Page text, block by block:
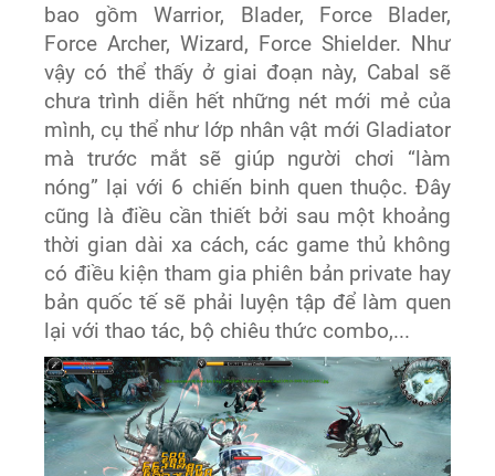
bao gồm Warrior, Blader, Force Blader,
Force Archer, Wizard, Force Shielder. Như
vậy có thể thấy ở giai đoạn này, Cabal sẽ
chưa trình diễn hết những nét mới mẻ của
mình, cụ thể như lớp nhân vật mới Gladiator
mà trước mắt sẽ giúp người chơi “làm
nóng” lại với 6 chiến binh quen thuộc. Đây
cũng là điều cần thiết bởi sau một khoảng
thời gian dài xa cách, các game thủ không
có điều kiện tham gia phiên bản private hay
bản quốc tế sẽ phải luyện tập để làm quen
lại với thao tác, bộ chiêu thức combo,...